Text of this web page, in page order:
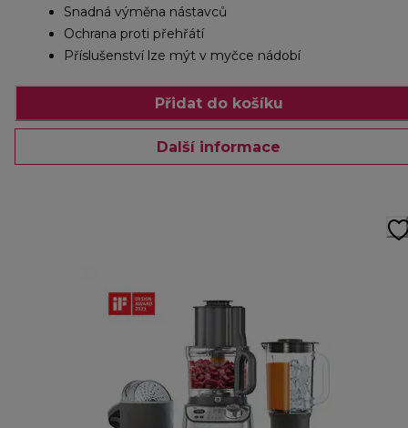
Snadná výměna nástavců
Ochrana proti přehřátí
Příslušenství lze mýt v myčce nádobí
Přidat do košíku
Další informace